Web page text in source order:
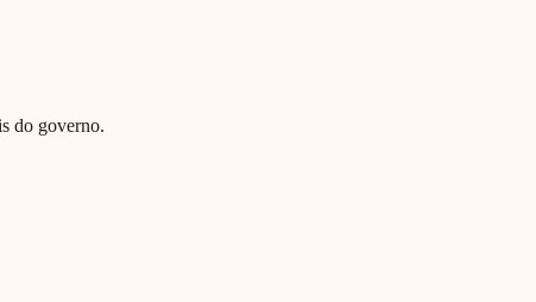
do governo.